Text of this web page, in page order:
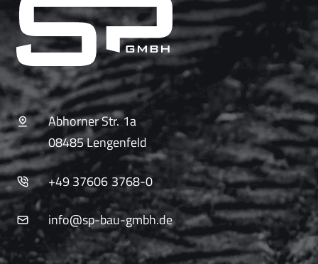
Abhorner Str. 1a
08485 Lengenfeld
+49 37606 3768-0
info@sp-bau-gmbh.de